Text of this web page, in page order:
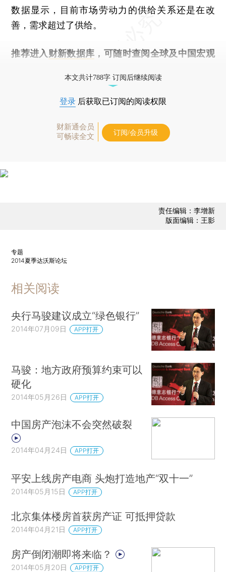
数据显示，目前市场劳动力的供给关系还是在改
善，需求超过了供给。
推荐进入 财新数据库 ，可随时查阅全球及中国宏观
本文共计788字 订阅后继续阅读
登录 后获取已订阅的阅读权限
财新通会员
可畅读全文
订阅/会员升级
责任编辑：李增新
版面编辑：王影
专题
2014夏季达沃斯论坛
相关阅读
央行马骏建议成立“绿色银行”
2014年07月09日 APP打开
马骏：地方政府预算约束可以
硬化
2014年05月26日 APP打开
中国房产泡沫不会突然破裂
2014年04月24日 APP打开
平安上线房产电商 头炮打造地产“双十一”
2014年05月15日 APP打开
北京集体楼房首获房产证 可抵押贷款
2014年04月21日 APP打开
房产倒闭潮即将来临？
2014年05月20日 APP打开